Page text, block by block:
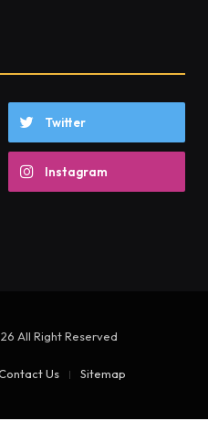
Twitter
Instagram
All Right Reserved
Us Sitemap